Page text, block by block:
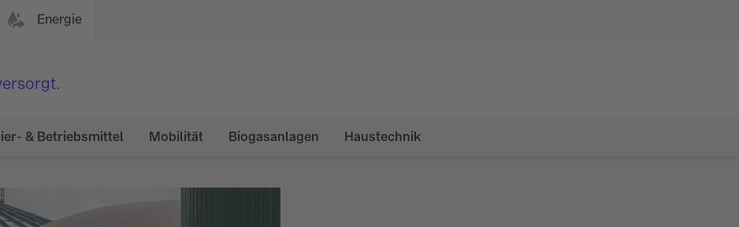
Energie
& Betriebsmittel Mobilität Biogasanlagen Haustechnik